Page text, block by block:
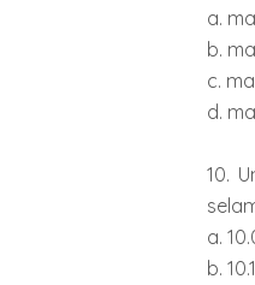
a.
b.
c.
d.
10.
a.
b.